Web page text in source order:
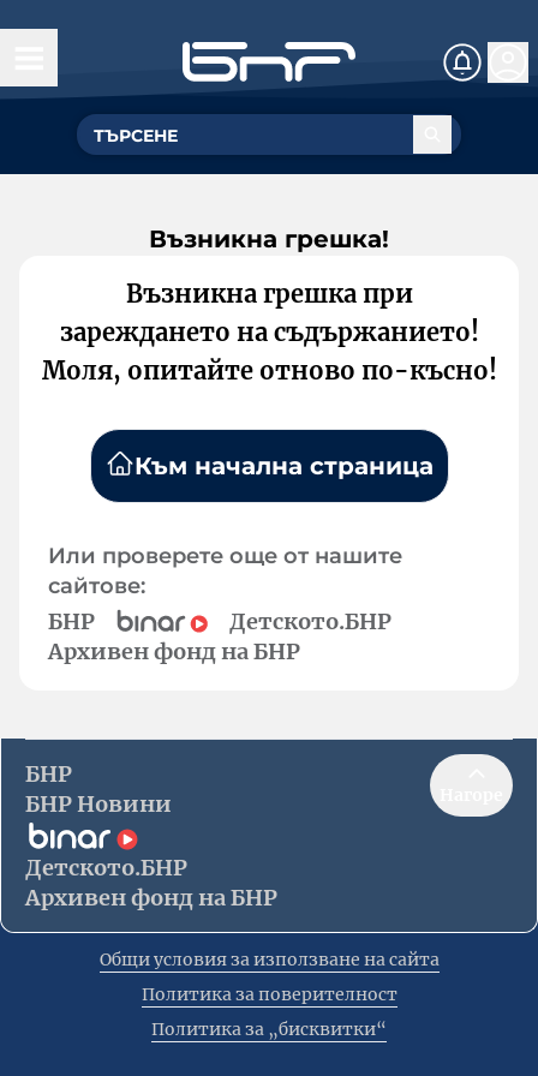
Възникна грешка!
Възникна грешка при
зареждането на съдържанието!
Моля, опитайте отново по-късно!
Към начална страница
Или проверете още от нашите
сайтове:
БНР
Детското.БНР
Архивен фонд на БНР
БНР
БНР Новини
Детското.БНР
Архивен фонд на БНР
Общи условия за използване на сайта
Политика за поверителност
Политика за „бисквитки“